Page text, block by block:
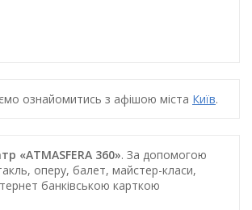
ознайомитись з афішою міста Київ.
«ATMASFERA 360». За допомогою
оперу, балет, майстер-класи,
банківською карткою